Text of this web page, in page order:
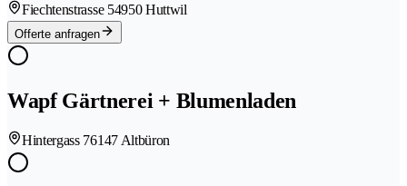
Fiechtenstrasse 54950 Huttwil
Offerte anfragen
Wapf Gärtnerei + Blumenladen
Hintergass 76147 Altbüron